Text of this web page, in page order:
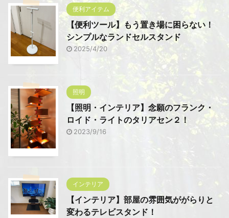
便利アイテム
【便利ツール】もう置き場に困らない！
シンプルなランドセルスタンド
2025/4/20
照明
【照明・インテリア】念願のフランク・
ロイド・ライトのタリアセン２！
2023/9/16
インテリア
【インテリア】部屋の雰囲気ががらりと
変わるテレビスタンド！